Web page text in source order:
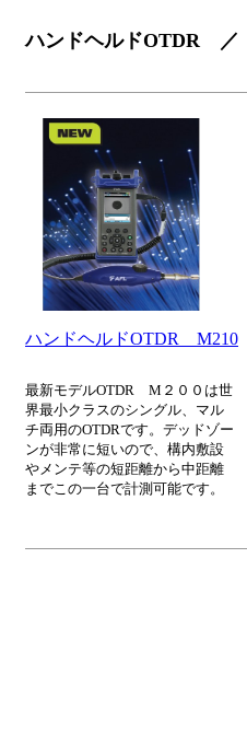
ハンドヘルドOTDR
ハンドヘルドOTDR M210
最新モデルOTDR M２００は世
界最小クラスのシングル、マル
チ両用のOTDRです。デッドゾー
ンが非常に短いので、構内敷設
やメンテ等の短距離から中距離
までこの一台で計測可能です。